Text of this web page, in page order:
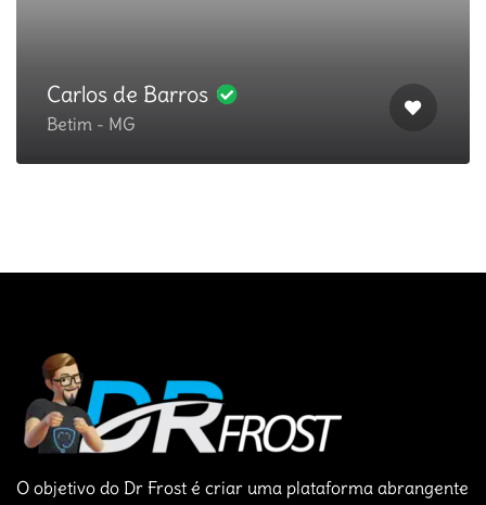
Carlos de Barros
Betim - MG
O objetivo do Dr Frost é criar uma plataforma abrangente